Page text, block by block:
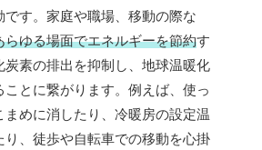
です。家庭や職場、移動の際な
らゆる場面でエネルギーを節約す
炭素の排出を抑制し、地球温暖化
とに繋がります。例えば、使っ
まめに消したり、冷暖房の設定温
り、徒歩や自転車での移動を心掛